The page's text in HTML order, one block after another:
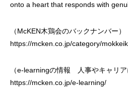
onto a heart that responds with
（McKEN木鶏会のバックナンバー）
https://mcken.co.jp/category/
（e-learningの情報 人事やキャリア
https://mcken.co.jp/e-learning/